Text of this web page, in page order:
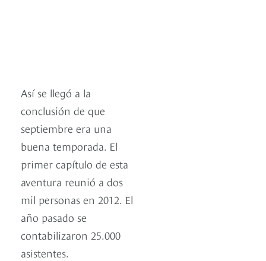
Así se llegó a la
conclusión de que
septiembre era una
buena temporada. El
primer capítulo de esta
aventura reunió a dos
mil personas en 2012. El
año pasado se
contabilizaron 25.000
asistentes.